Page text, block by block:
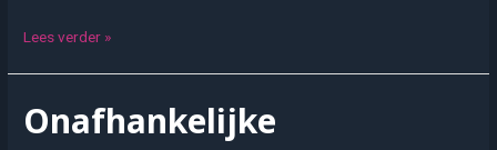
Verken
hart
Lees verder »
Onafhankelijke